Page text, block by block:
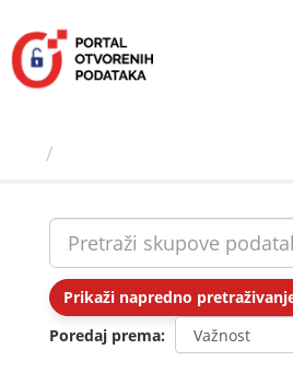
sadržaj
Prikaži napredno
Poredaj prema